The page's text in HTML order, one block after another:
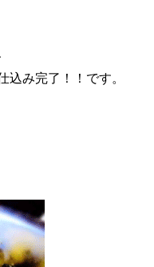
込み完了！！です。